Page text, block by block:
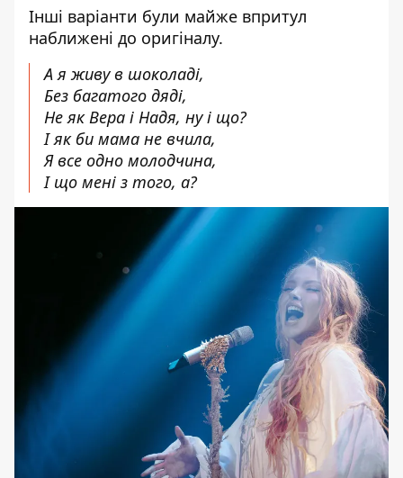
Інші варіанти були майже впритул
наближені до оригіналу.
А я живу в шоколаді,
Без багатого дяді,
Не як Вера і Надя, ну і що?
І як би мама не вчила,
Я все одно молодчина,
І що мені з того, а?